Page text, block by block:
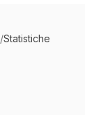
/Statistiche